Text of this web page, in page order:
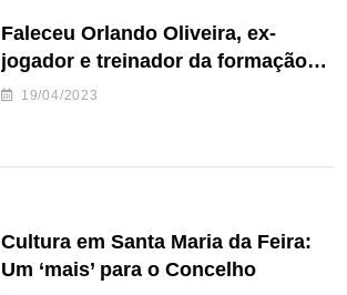
Faleceu Orlando Oliveira, ex-
jogador e treinador da formação
de andebol do Feirense
19/04/2023
Cultura em Santa Maria da Feira:
Um ‘mais’ para o Concelho